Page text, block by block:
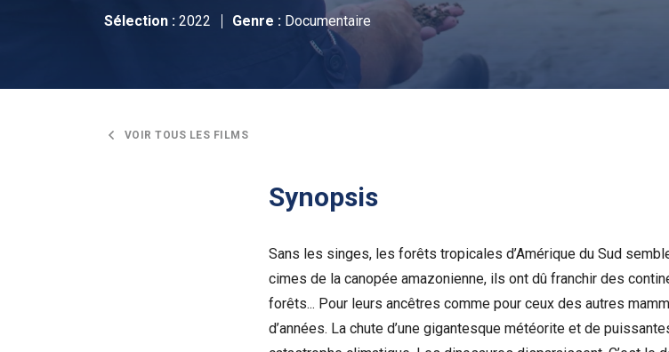
Sélection : 2022 Genre : Documentaire
VOIR TOUS LES FILMS
Synopsis
Sans les singes, les forêts tropicales d’Amérique du Sud
cimes de la canopée amazonienne, ils ont dû franchir des
forêts... Pour leurs ancêtres comme pour ceux des autres
d’années. La chute d’une gigantesque météorite et de